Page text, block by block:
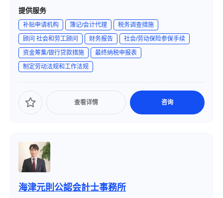
制を整え、「税務・労務を一括して任せられる安心できる
う立地も特徴です。
提供服务
补贴申请机构 簿记/会计代理
税务调查措施
顾问 社会和劳工顾问
财务报告
社会/劳动保险参保手续
资金筹集/银行贷款措施
最终纳税申报表
制定劳动法规和工作法规
查看详情 咨询
海津元則公認会計士事務所